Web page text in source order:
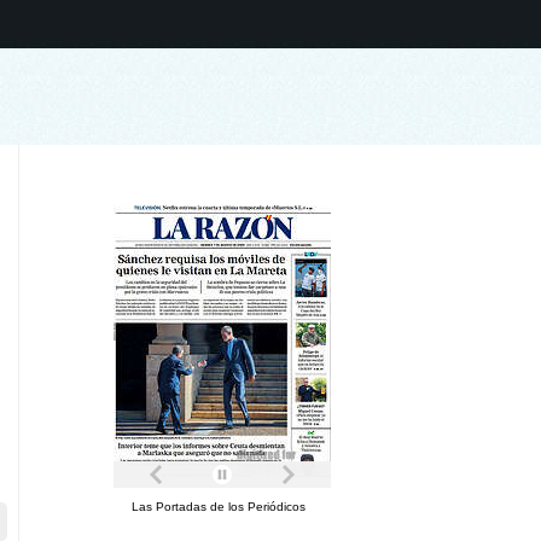
Las Portadas de los Periódicos